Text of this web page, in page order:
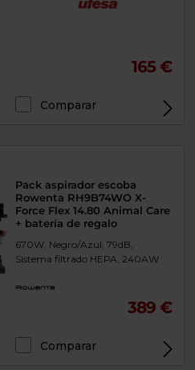
165 €
Comparar
Pack aspirador escoba
Rowenta RH9B74WO X-
Force Flex 14.80 Animal Care
+ batería de regalo
670W, Negro/Azul, 79dB,
Sistema filtrado HEPA, 240AW
389 €
Comparar